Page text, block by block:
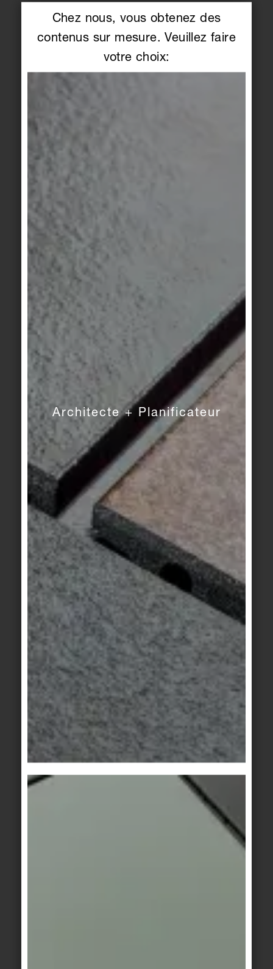
Chez nous, vous obtenez des
contenus sur mesure. Veuillez faire
votre choix:
Architecte + Planificateur
Amano
métallique
Amano
mélange taupe-
métallique
Amano
taupe
Amano
Area Pro
/Système
Finlande II
blanc sable
Area Pro Système
Finlande II
pierre
Area Pro/New
Market/ Système
Finlande II
caillou
Area Pro /Système
Finlande II
basalte
Area Pro
bandes d'éveil
Area Pro / Système de
bandes d'éveil /
Système Finlande II
anthracite
Area Pro/Système
Finlande II
beige sable
Area Pro /Système
Finlande II
sand
Area Pro/ Système
Finlande II
muscat
Area Pro/Système Area Pro/Système
Finlande II
argile